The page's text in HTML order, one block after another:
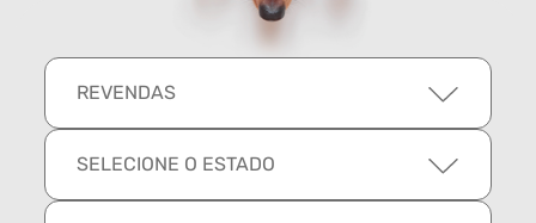
REVENDAS
SELECIONE O ESTADO